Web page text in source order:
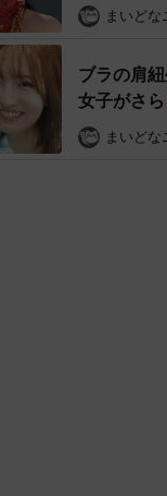
まいどな
ブラの肩
女子がさ
まいどな